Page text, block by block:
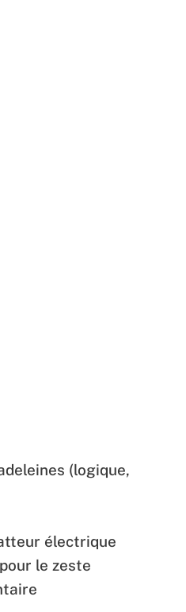
(logique,
électrique
le zeste